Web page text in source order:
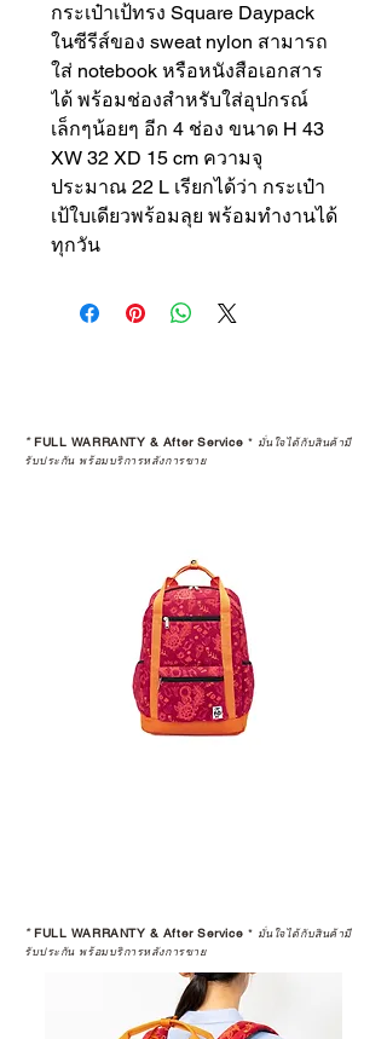
กระเป๋าเป้ทรง Square Daypack
ในซีรีส์ของ sweat nylon สามารถ
ใส่ notebook หรือหนังสือเอกสาร
ได้ พร้อมช่องสำหรับใส่อุปกรณ์
เล็กๆน้อยๆ อีก 4 ช่อง ขนาด H 43
XW 32 XD 15 cm ความจุ
ประมาณ 22 L เรียกได้ว่า กระเป๋า
เป้ใบเดียวพร้อมลุย พร้อมทำงานได้
ทุกวัน
*FULL WARRANTY & After Service * มั่นใจได้กับสินค้ามี
รับประกัน พร้อมบริการหลังการขาย
*FULL WARRANTY & After Service * มั่นใจได้กับสินค้ามี
รับประกัน พร้อมบริการหลังการขาย